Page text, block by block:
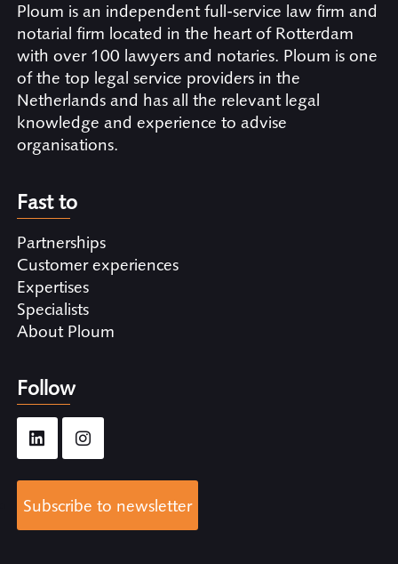
Ploum is an independent full-service law firm and
notarial firm located in the heart of Rotterdam
with over 100 lawyers and notaries. Ploum is one
of the top legal service providers in the
Netherlands and has all the relevant legal
knowledge and experience to advise
organisations.
Fast to
Partnerships
Customer experiences
Expertises
Specialists
About Ploum
Follow
Subscribe to newsletter